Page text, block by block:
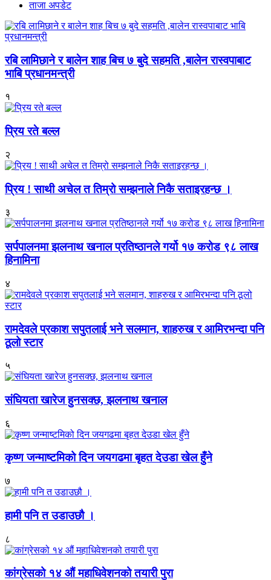
ताजा अपडेट
रबि लामिछाने र बालेन शाह बिच ७ बुदे सहमति ,बालेन रास्वपाबाट
भाबि प्रधानमन्त्री
१
प्रिय रते बल्ल
२
प्रिय ! साथी अचेल त तिम्रो सम्झनाले निकै सताइरहन्छ ।
३
सर्पपालनमा झलनाथ खनाल प्रतिष्ठानले गर्यो १७ करोड ९८ लाख
हिनामिना
४
रामदेवले प्रकाश सपुतलाई भने सलमान, शाहरुख र आमिरभन्दा पनि
ठूलो स्टार
५
संघियता खारेज हुनसक्छ, झलनाथ खनाल
६
कृष्ण जन्माष्टमिको दिन जयगढमा बृहत देउडा खेल हुँने
७
हामी पनि त उडाउछौ ।
८
कांग्रेसको १४ औं महाधिवेशनको तयारी पुरा